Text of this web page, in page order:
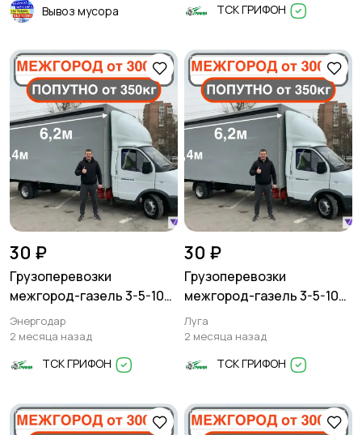
Вывоз мусора ТСК ГРИФОН
30 ₽
Грузоперевозки
межгород-газель 3-5-10
тонн
Энергодар
2 месяца назад
ТСК ГРИФОН
30 ₽
Грузоперевозки
межгород-газель 3-5-10
тонн
Луга
2 месяца назад
ТСК ГРИФОН